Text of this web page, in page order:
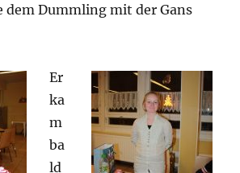
dem Dummling mit der Gans
Er
ka
m
ba
ld